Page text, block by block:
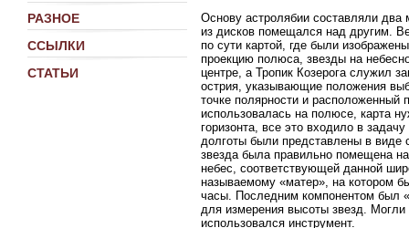
РАЗНОЕ
ССЫЛКИ
СТАТЬИ
Основу астролябии составляли два
из дисков помещался над другим.
по сути картой, где были
проекцию полюса, звезды на
центре, а Тропик Козерога служил
острия, указывающие положения
точке полярности и расположенный
использовалась на полюсе, карта
горизонта, все это входило в
долготы были представлены в виде
звезда была правильно помещена
небес, соответствующей данной
называемому «матер», на котором
часы. Последним компонентом был
для измерения высоты звезд. Могли
использовался инструмент.